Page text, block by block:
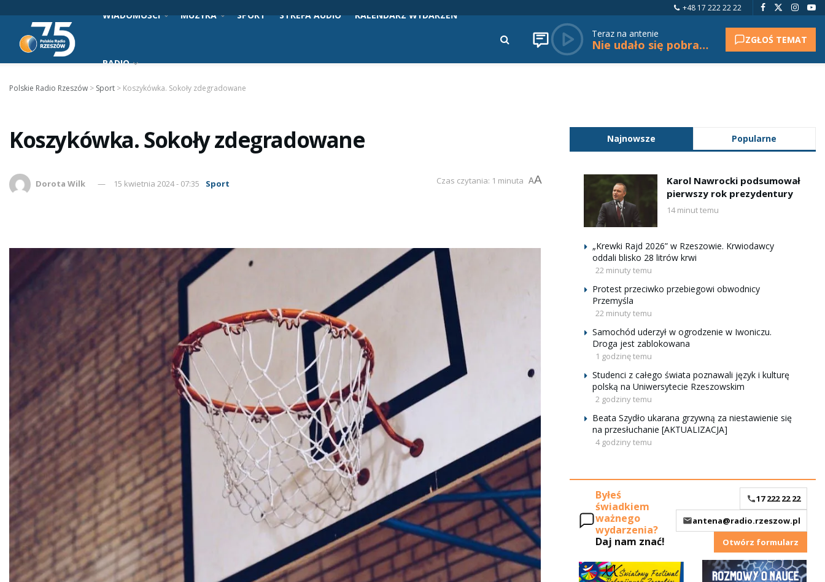
+48 17 222 22 22
WIADOMOŚCI MUZYKA SPORT STREFA AUDIO KALENDARZ WYDARZEŃ
RADIO
Teraz na antenie
Nie udało się pobrać tytułu. ZGŁOŚ TEMAT
Polskie Radio Rzeszów > Sport > Koszykówka. Sokoły zdegradowane
Koszykówka. Sokoły zdegradowane
Dorota Wilk 15 kwietnia 2024 - 07:35 Sport Czas czytania: 1 minuta AA
Najnowsze Popularne
Karol Nawrocki podsumował
pierwszy rok prezydentury
14 minut temu
„Krewki Rajd 2026” w Rzeszowie. Krwiodawcy
oddali blisko 28 litrów krwi
22 minuty temu
Protest przeciwko przebiegowi obwodnicy
Przemyśla
22 minuty temu
Samochód uderzył w ogrodzenie w Iwoniczu.
Droga jest zablokowana
1 godzinę temu
Studenci z całego świata poznawali język i kulturę
polską na Uniwersytecie Rzeszowskim
2 godziny temu
Beata Szydło ukarana grzywną za niestawienie się
na przesłuchanie [AKTUALIZACJA]
4 godziny temu
Byłeś
świadkiem
ważnego
wydarzenia?
Daj nam znać!
17 222 22 22
antena@radio.rzeszow.pl
Otwórz formularz